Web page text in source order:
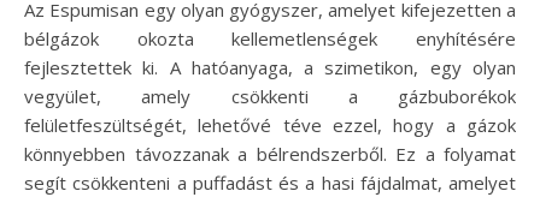
Az Espumisan egy olyan gyógyszer, amelyet kifejezetten a
bélgázok okozta kellemetlenségek enyhítésére
fejlesztettek ki. A hatóanyaga, a szimetikon, egy olyan
vegyület, amely csökkenti a gázbuborékok
felületfeszültségét, lehetővé téve ezzel, hogy a gázok
könnyebben távozzanak a bélrendszerből. Ez a folyamat
segít csökkenteni a puffadást és a hasi fájdalmat, amelyet